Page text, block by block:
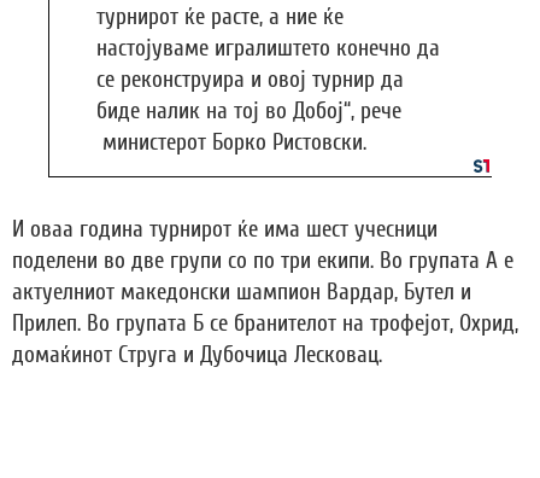
турнирот ќе расте, а ние ќе
настојуваме игралиштето конечно да
се реконструира и овој турнир да
биде налик на тој во Добој“, рече
министерот Борко Ристовски.
И оваа година турнирот ќе има шест учесници
поделени во две групи со по три екипи. Во групата А е
актуелниот македонски шампион Вардар, Бутел и
Прилеп. Во групата Б се бранителот на трофејот, Охрид,
домаќинот Струга и Дубочица Лесковац.